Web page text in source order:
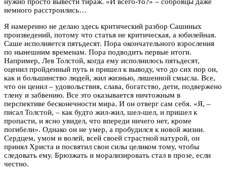
немного расстроились…
Я намеренно не делаю здесь критический разбор Сашиных
произведений, потому что статья не критическая, а юбилейная.
Саше исполняется пятьдесят. Пора окончательного взросления
по нынешним временам. Пора подводить первые итоги.
Например, Лев Толстой, когда ему исполнилось пятьдесят,
оценил пройденный путь и пришел к выводу, что до сих пор он,
как и большинство людей, жил жизнью, лишенной смысла. Все,
что он ценил – удовольствия, слава, богатство, дети, подвержено
тлену и забвению. Все это оказывается ничтожным в
перспективе бесконечности мира. И он отверг сам себя. «Я, –
писал Толстой, – как будто жил-жил, шел-шел, и пришел к
пропасти, и ясно увидел, что впереди ничего нет, кроме
погибели». Однако он не умер, а пробудился к новой жизни.
Сердцем, умом и волей, всей своей страстной натурой, он
принял Христа и посвятил свои силы целиком тому, чтобы
следовать ему. Брюзжать и морализировать стал в прозе, если
честно.